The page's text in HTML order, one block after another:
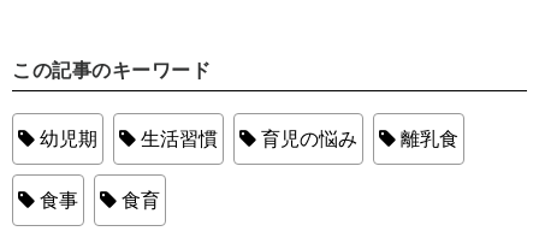
この記事のキーワード
幼児期 生活習慣 育児の悩み 離乳食
食事 食育